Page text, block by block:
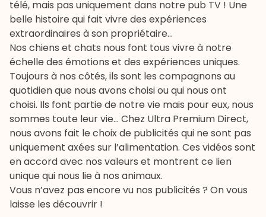
télé, mais pas uniquement dans notre pub TV ! Une
belle histoire qui fait vivre des expériences
extraordinaires à son propriétaire…
Nos chiens et chats nous font tous vivre à notre
échelle des émotions et des expériences uniques.
Toujours à nos côtés, ils sont les compagnons au
quotidien que nous avons choisi ou qui nous ont
choisi. Ils font partie de notre vie mais pour eux, nous
sommes toute leur vie… Chez Ultra Premium Direct,
nous avons fait le choix de publicités qui ne sont pas
uniquement axées sur l’alimentation. Ces vidéos sont
en accord avec nos valeurs et montrent ce lien
unique qui nous lie à nos animaux.
Vous n’avez pas encore vu nos publicités ? On vous
laisse les découvrir !